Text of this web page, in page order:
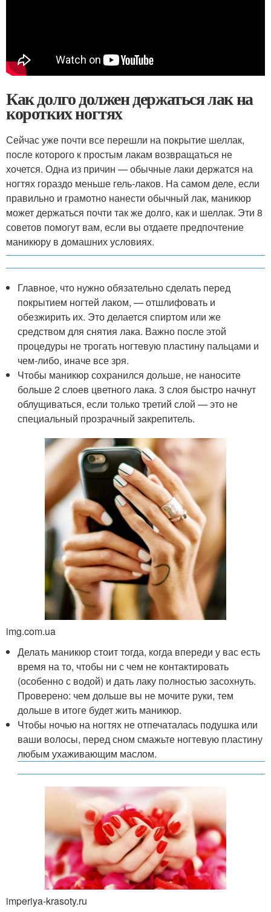
Как долго должен держаться лак на
коротких ногтях
Сейчас уже почти все перешли на покрытие шеллак,
после которого к простым лакам возвращаться не
хочется. Одна из причин — обычные лаки держатся на
ногтях гораздо меньше гель-лаков. На самом деле, если
правильно и грамотно нанести обычный лак, маникюр
может держаться почти так же долго, как и шеллак. Эти 8
советов помогут вам, если вы отдаете предпочтение
маникюру в домашних условиях.
Главное, что нужно обязательно сделать перед
покрытием ногтей лаком, — отшлифовать и
обезжирить их. Это делается спиртом или же
средством для снятия лака. Важно после этой
процедуры не трогать ногтевую пластину пальцами и
чем-либо, иначе все зря.
Чтобы маникюр сохранился дольше, не наносите
больше 2 слоев цветного лака. 3 слоя быстро начнут
облущиваться, если только третий слой — это не
специальный прозрачный закрепитель.
img.com.ua
Делать маникюр стоит тогда, когда впереди у вас есть
время на то, чтобы ни с чем не контактировать
(особенно с водой) и дать лаку полностью засохнуть.
Проверено: чем дольше вы не мочите руки, тем
дольше в итоге будет жить маникюр.
Чтобы ночью на ногтях не отпечаталась подушка или
ваши волосы, перед сном смажьте ногтевую пластину
любым ухаживающим маслом.
imperiya-krasoty.ru